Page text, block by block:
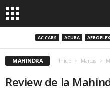
AC CARS ACURA AEROFLEX
MAHINDRA Inicio Marcas
Review de la